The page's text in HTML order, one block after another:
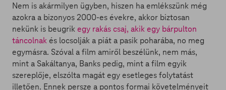
Nem is akármilyen ügyben, hiszen ha emlékszünk még
azokra a bizonyos 2000-es évekre, akkor biztosan
nekünk is beugrik egy rakás csaj, akik egy bárpulton
táncolnak és locsolják a piát a pasik poharába, no meg
egymásra. Szóval a film amiről beszélünk, nem más,
mint a Sakáltanya, Banks pedig, mint a film egyik
szereplője, elszólta magát egy esetleges folytatást
illetően. Ennek persze a pontos formai követelményeit